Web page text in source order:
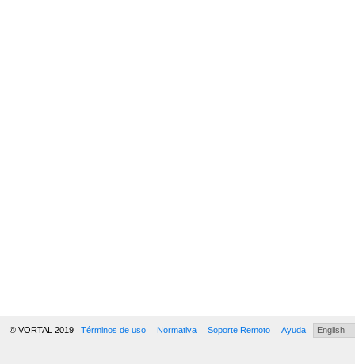
© VORTAL 2019 Términos de uso Normativa Soporte Remoto Ayuda